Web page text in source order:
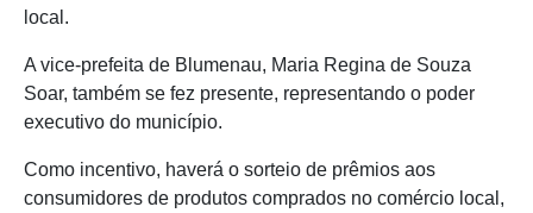
local.
A vice-prefeita de Blumenau, Maria Regina de Souza
Soar, também se fez presente, representando o poder
executivo do município.
Como incentivo, haverá o sorteio de prêmios aos
consumidores de produtos comprados no comércio local,